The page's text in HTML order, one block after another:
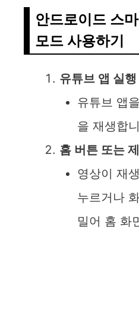
i
d
e
o
안드로이드 스
모드 사용하기
유튜브 앱 실행
유튜브 앱
을 재생합
홈 버튼 또는
영상이 재
누르거나
밀어 홈 화